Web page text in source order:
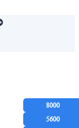
8000
5600